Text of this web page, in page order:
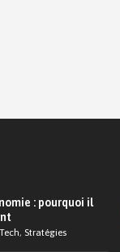
: pourquoi il
, Stratégies